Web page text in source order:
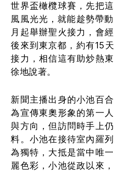
世界盃橄欖球賽，先把
風風光光，就能趁勢帶
月起舉辦聖火接力，會
後來到東京都，約有15
接力，相信這有助炒熱
徐地說著。
新聞主播出身的小池百
為宣傳東奧形象的第一
與方向，但訪問時手上
料。小池在接待室內羅
為獨特，大抵是當中唯
麗色彩，小池從政以來